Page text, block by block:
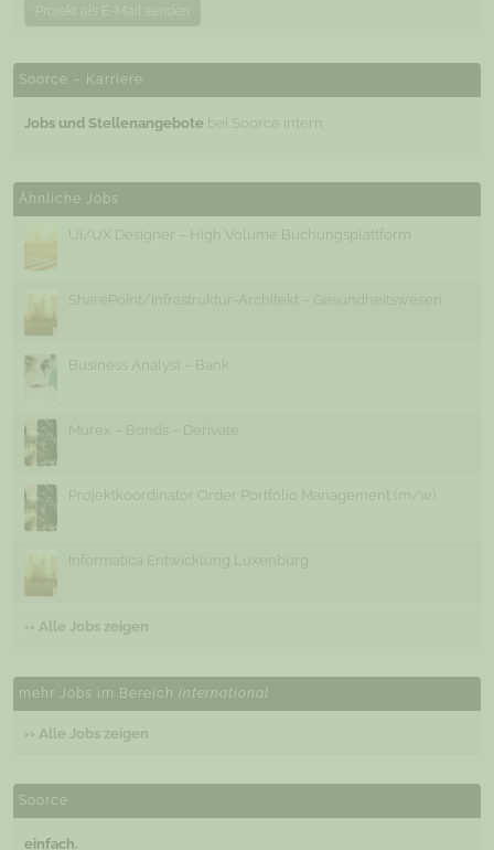
Soorce – Karriere
Jobs und Stellenangebote bei Soorce intern
Ähnliche Jobs
UI/UX Designer – High Volume Buchungsplattform
SharePoint/Infrastruktur-Architekt – Gesundheitswesen
Business Analyst – Bank
Murex – Bonds – Derivate
Projektkoordinator Order Portfolio Management (m/w)
Informatica Entwicklung Luxenburg
›› Alle Jobs zeigen
mehr Jobs im Bereich international
›› Alle Jobs zeigen
Soorce
einfach.